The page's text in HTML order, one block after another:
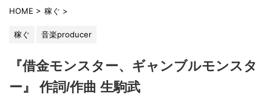
HOME > 稼ぐ >
稼ぐ 音楽producer
『借金モンスター、ギャンブルモンスタ
ー』 作詞/作曲 生駒武